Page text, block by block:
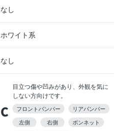
なし
ホワイト系
なし
C
目立つ傷や凹みがあり、外観を気に
しない方向けです。
フロントバンパー
リアバンパー
左側
右側
ボンネット